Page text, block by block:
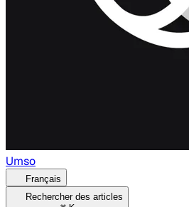
Umso
Français
Rechercher des articles